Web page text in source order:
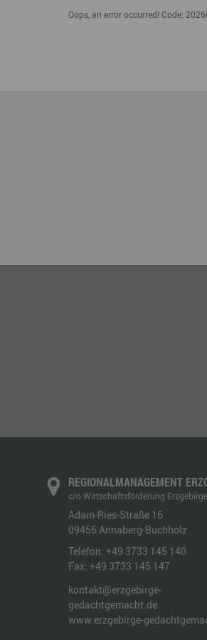
Oops, an error occurred! Code:
REGIONALMANAGEMENT
c/o Wirtschaftsförderung
Adam-Ries-Straße 16
09456 Annaberg-Buchholz
Telefon: +49 3733 145 140
Fax: +49 3733 145 147
kontakt@erzgebirge-
gedachtgemacht.de
www.erzgebirge-